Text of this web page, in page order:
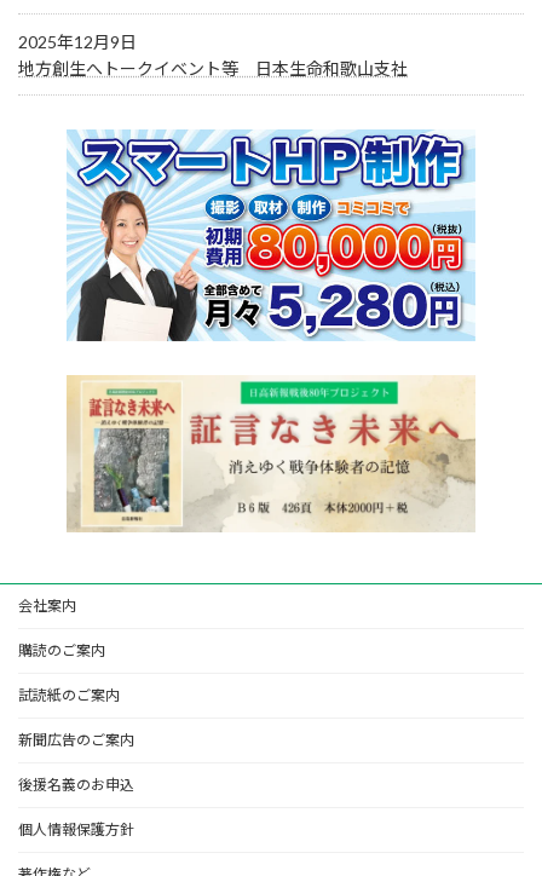
2025年12月9日
地方創生へトークイベント等 日本生命和歌山支社
会社案内
購読のご案内
試読紙のご案内
新聞広告のご案内
後援名義のお申込
個人情報保護方針